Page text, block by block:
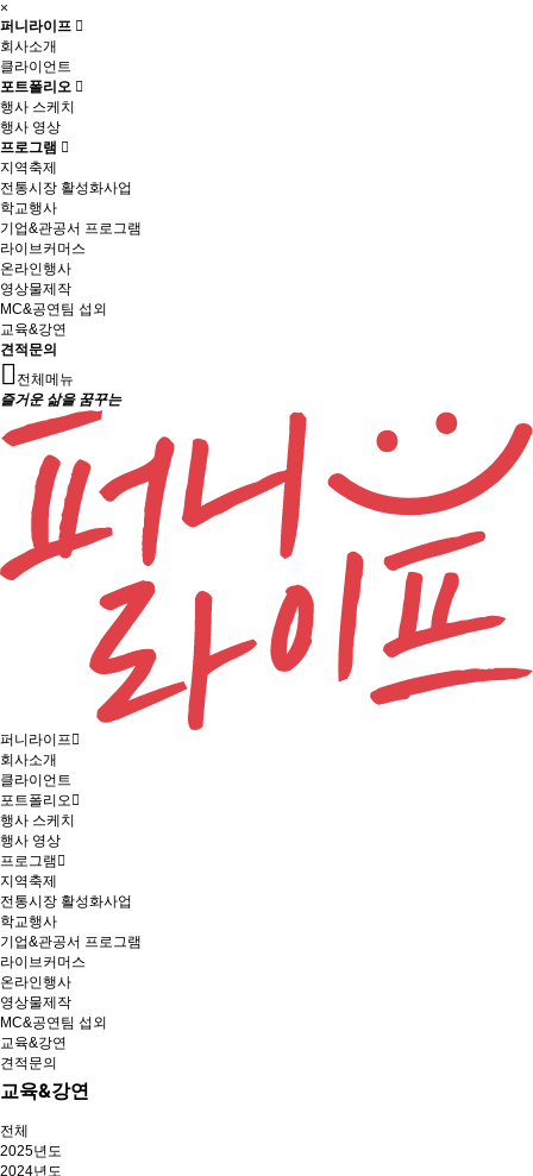
×
퍼니라이프
회사소개
클라이언트
포트폴리오
행사 스케치
행사 영상
프로그램
지역축제
전통시장 활성화사업
학교행사
기업&관공서 프로그램
라이브커머스
온라인행사
영상물제작
MC&공연팀 섭외
교육&강연
견적문의
전체메뉴
즐거운 삶을 꿈꾸는
퍼니라이프
회사소개
클라이언트
포트폴리오
행사 스케치
행사 영상
프로그램
지역축제
전통시장 활성화사업
학교행사
기업&관공서 프로그램
라이브커머스
온라인행사
영상물제작
MC&공연팀 섭외
교육&강연
견적문의
교육&강연
전체
2025년도
2024년도